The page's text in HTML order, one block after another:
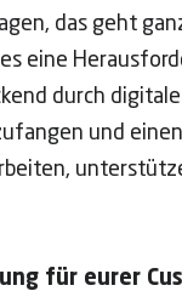
das geht
eine
durch
und
für eurer